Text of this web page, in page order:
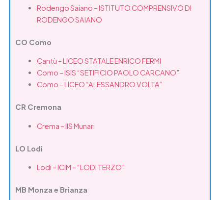
Rodengo Saiano – ISTITUTO COMPRENSIVO DI
RODENGO SAIANO
CO Como
Cantù – LICEO STATALE ENRICO FERMI
Como – ISIS “SETIFICIO PAOLO CARCANO”
Como – LICEO “ALESSANDRO VOLTA”
CR Cremona
Crema – IIS Munari
LO Lodi
Lodi – ICIM – “LODI TERZO”
MB Monza e Brianza